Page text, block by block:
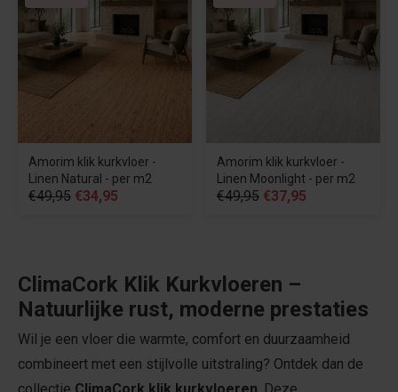
Amorim klik kurkvloer -
Linen Natural - per m2
€49,95 €34,95
Amorim klik kurkvloer -
Linen Moonlight - per m2
€49,95 €37,95
ClimaCork Klik Kurkvloeren –
Natuurlijke rust, moderne prestaties
Wil je een vloer die warmte, comfort en duurzaamheid
combineert met een stijlvolle uitstraling? Ontdek dan de